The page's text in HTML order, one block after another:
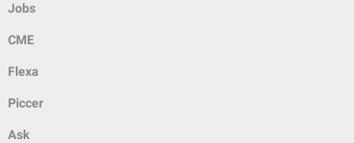
Jobs
CME
Flexa
Piccer
Ask